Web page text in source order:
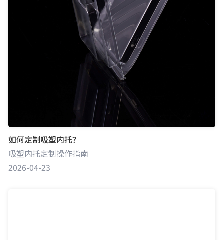
如何定制吸塑内托？
吸塑内托定制操作指南
2026-04-23